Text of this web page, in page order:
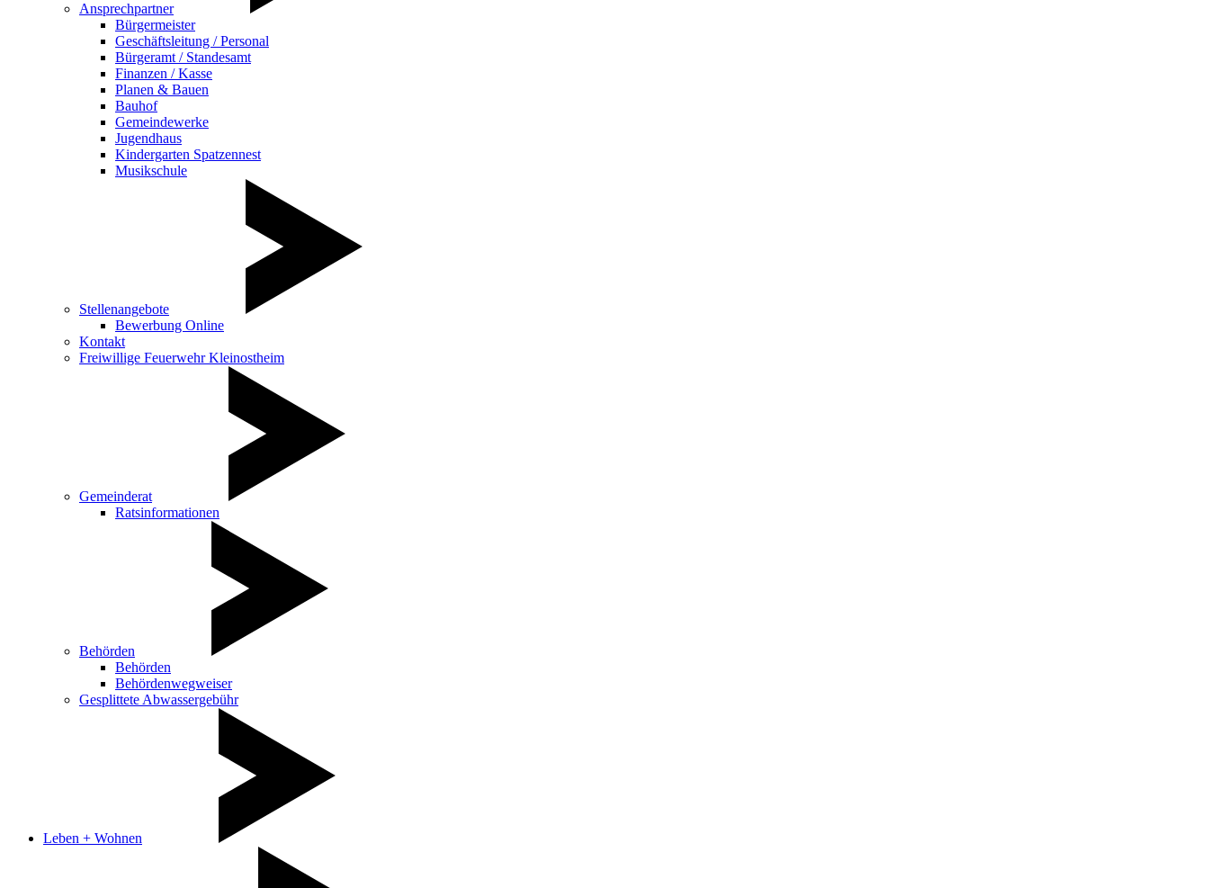
Ansprechpartner
Bürgermeister
Geschäftsleitung / Personal
Bürgeramt / Standesamt
Finanzen / Kasse
Planen & Bauen
Bauhof
Gemeindewerke
Jugendhaus
Kindergarten Spatzennest
Musikschule
Stellenangebote
Bewerbung Online
Kontakt
Freiwillige Feuerwehr Kleinostheim
Gemeinderat
Ratsinformationen
Behörden
Behörden
Behördenwegweiser
Gesplittete Abwassergebühr
Leben + Wohnen